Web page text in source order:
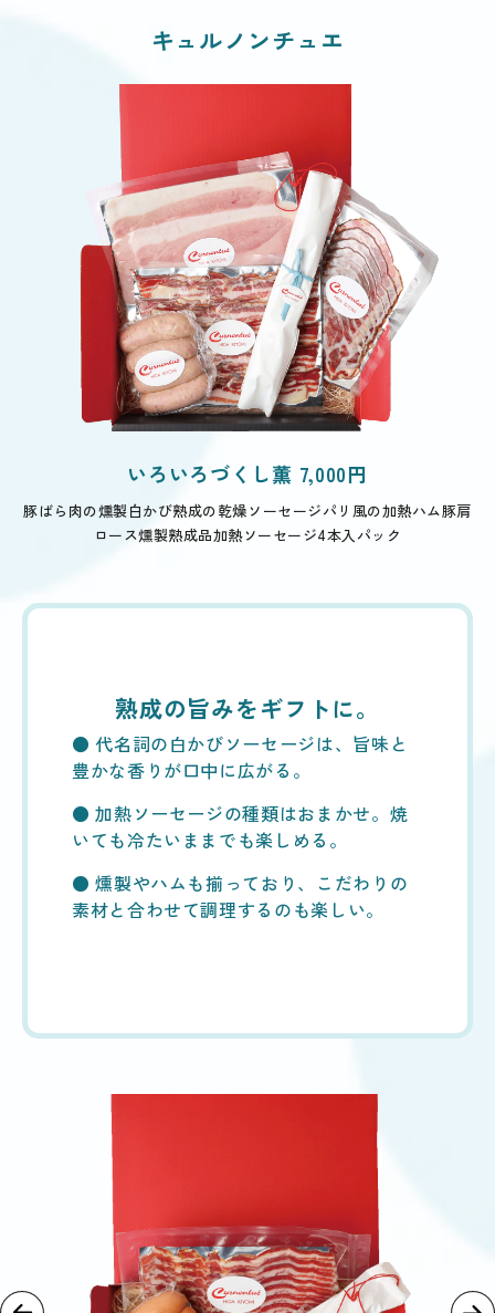
キュルノンチュエ
いろいろづくし薫 7,000円
豚ばら肉の燻製白かび熟成の乾燥ソーセージパリ風の加熱ハム豚肩
ロース燻製熟成品加熱ソーセージ4本入パック
熟成の旨みをギフトに。
● 代名詞の白かびソーセージは、旨味と
豊かな香りが口中に広がる。
● 加熱ソーセージの種類はおまかせ。焼
いても冷たいままでも楽しめる。
● 燻製やハムも揃っており、こだわりの
素材と合わせて調理するのも楽しい。